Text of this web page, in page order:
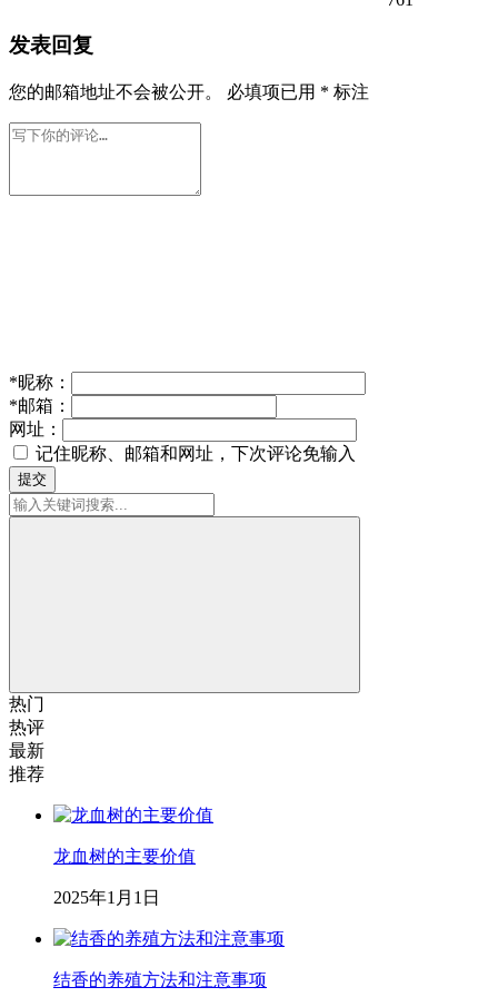
发表回复
您的邮箱地址不会被公开。 必填项已用 * 标注
*昵称：
*邮箱：
网址：
记住昵称、邮箱和网址，下次评论免输入
提交
热门
热评
最新
推荐
龙血树的主要价值
2025年1月1日
结香的养殖方法和注意事项